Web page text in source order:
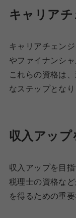
キャリア
キャリアチェン
やファイナンシ
これらの資格は
なステップとなり
収入アッ
収入アップを目
税理士の資格な
を得るための重